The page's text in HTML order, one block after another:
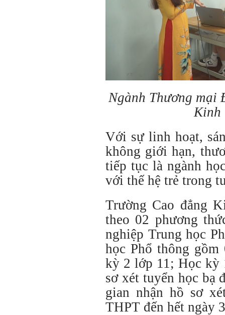
Ngành Thương mại
Với sự linh hoạt,
không giới hạn,
tiếp tục là ngành
với thế hệ trẻ trong
Trường Cao đẳng
theo 02 phương
nghiệp Trung học
học Phổ thông
kỳ 2 lớp 11; Học kỳ
sơ xét tuyển học bạ
gian nhận hồ sơ
THPT đến hết ngày